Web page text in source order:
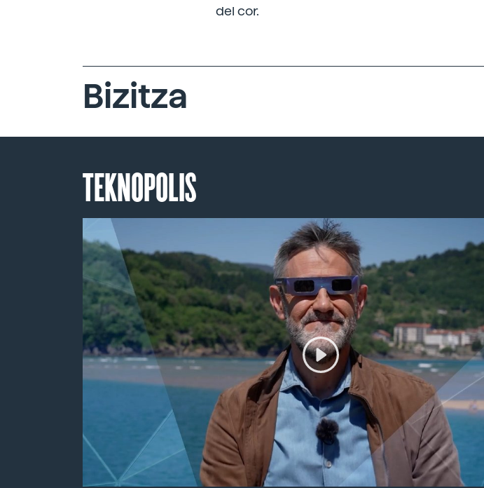
del cor.
Bizitza
TEKNOPOLIS